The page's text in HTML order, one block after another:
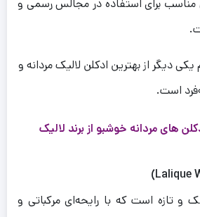
مناسب برای استفاده در مجالس رسمی و
های مردانه خوشبو از برند لالیک
و تازه است که با رایحه‌ای مرکباتی و